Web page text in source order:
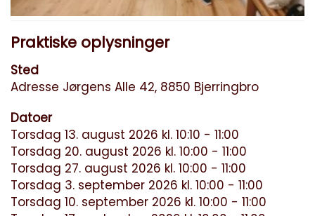
Praktiske oplysninger
Sted
Adresse Jørgens Alle 42, 8850 Bjerringbro
Datoer
Torsdag 13. august 2026 kl. 10:10 - 11:00
Torsdag 20. august 2026 kl. 10:00 - 11:00
Torsdag 27. august 2026 kl. 10:00 - 11:00
Torsdag 3. september 2026 kl. 10:00 - 11:00
Torsdag 10. september 2026 kl. 10:00 - 11:00